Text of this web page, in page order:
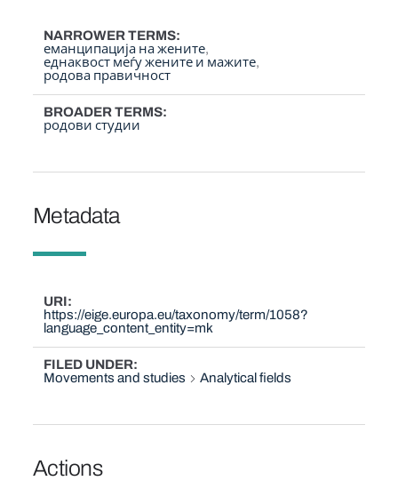
NARROWER TERMS
еманципација на жените
еднаквост меѓу жените и мажите
родова правичност
BROADER TERMS
родови студии
Metadata
URI
https://eige.europa.eu/taxonomy/term/1058?
language_content_entity=mk
FILED UNDER
Movements and studies
Analytical fields
Actions